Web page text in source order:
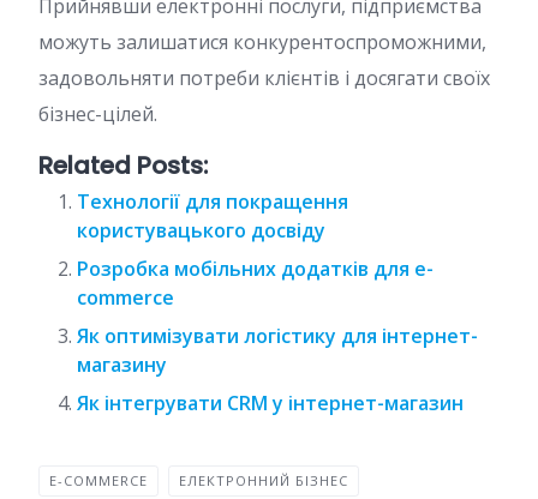
Прийнявши електронні послуги, підприємства
можуть залишатися конкурентоспроможними,
задовольняти потреби клієнтів і досягати своїх
бізнес-цілей.
Related Posts:
Технології для покращення
користувацького досвіду
Розробка мобільних додатків для e-
commerce
Як оптимізувати логістику для інтернет-
магазину
Як інтегрувати CRM у інтернет-магазин
E-COMMERCE ЕЛЕКТРОННИЙ БІЗНЕС